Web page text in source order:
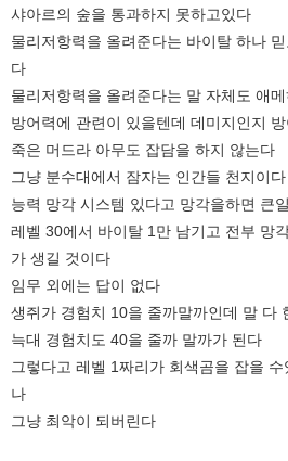
샤아르의 숲을 통과하지 못하고있다
물리저항력을 올려준다는 바이탈 하나
다
물리저항력을 올려준다는 말 자체도 애
방어력에 관련이 있을텐데 데미지인지
죽은 머드라 아무도 잡담을 하지 않는다
그냥 분수대에서 잠자는 인간들 천지이다
능력 망각 시스템 있다고 망각을하면 큰
레벨 30에서 바이탈 1만 남기고 전부 망
가 생길 것이다
임무 외에는 답이 없다
생쥐가 경험치 10을 줄까말까인데 말 다
늑대 경험치도 40을 줄까 말까가 된다
그렇다고 레벨 1짜리가 회색곰을 잡을
나
그냥 최악이 되버린다